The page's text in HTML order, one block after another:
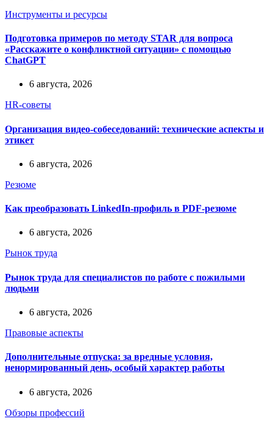
Инструменты и ресурсы
Подготовка примеров по методу STAR для вопроса
«Расскажите о конфликтной ситуации» с помощью
ChatGPT
6 августа, 2026
HR-советы
Организация видео-собеседований: технические аспекты и
этикет
6 августа, 2026
Резюме
Как преобразовать LinkedIn-профиль в PDF-резюме
6 августа, 2026
Рынок труда
Рынок труда для специалистов по работе с пожилыми
людьми
6 августа, 2026
Правовые аспекты
Дополнительные отпуска: за вредные условия,
ненормированный день, особый характер работы
6 августа, 2026
Обзоры профессий